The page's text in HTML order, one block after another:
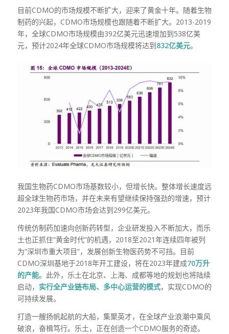
目前CDMO的市场规模不断扩大，迎来了黄金十年。随着生物
制药的兴起， CDMO市场规模也跟随着不断扩大。 2013-2019
年，全球CDMO市场规模由392亿美元迅速增加到538亿美
元，预计2024年全球CDMO市场规模将达到832亿美元。
我国生物药CDMO市场基数较小，但增长快。整体增长速度远
超全球生物药市场，并在未来有望继续保持强劲的增速，预计
2023年我国CDMO市场会达到299亿美元。
传统仿制药加速向创新药转型，企业研发投入不断加大，而乐
土也正抓住“黄金时代”的机遇， 2018至2021年连续四年被列
为“深圳市重大项目”，发展创新生物医药势不可挡。目前
CDMO深圳基地于2018年开工建设，将在2023年建成70万升
的产能。此外，乐土在北京、上海、成都等地的规划也将陆续
启动， 实行全产业链布局、多中心运营的模式，实现CDMO的
可持续发展。
打造一艘扬帆起航的大船，集聚英才，在全球产业浪潮中乘风
破浪，奋楫笃行。乐土，正在创造一个CDMO服务的奇迹。